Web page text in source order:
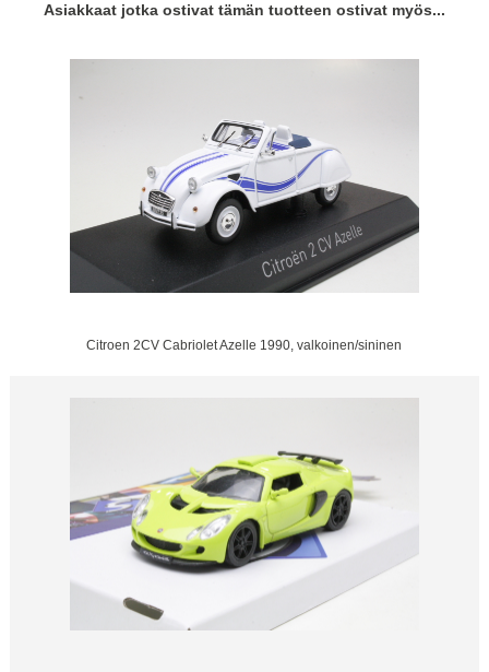
Asiakkaat jotka ostivat tämän tuotteen ostivat myös...
Citroen 2CV Cabriolet Azelle 1990, valkoinen/sininen